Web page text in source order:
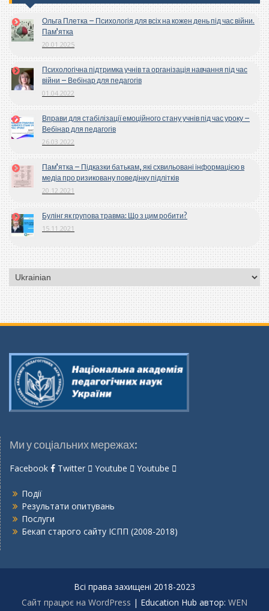
Ольга Плетка – Психологія для всіх на кожен день під час війни.
Пам’ятка
20.01.2025
Психологічна підтримка учнів та організація навчання під час
війни – Вебінар для педагогів
01.04.2022
Вправи для стабілізації емоційного стану учнів під час уроку –
Вебінар для педагогів
26.03.2022
Пам’ятка – Підказки батькам, які схвильовані інформацією в
медіа про ризиковану поведінку підлітків
20.12.2021
Булінг як групова травма: Що з цим робити?
15.11.2021
Вибрати
мову
Ми у соціальних мережах:
Facebook Twitter Youtube Youtube
Події
Результати опитувань
Послуги
Бекап старого сайту ІСПП (2008-2018)
Всі права захищені 2018-2023
Сайт працює на WordPress | Education Hub автор: WEN